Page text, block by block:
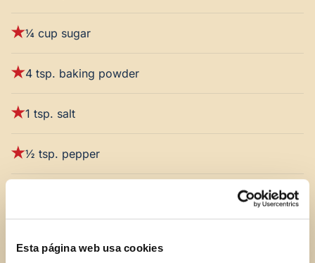
Esta página web usa cookies
¼ cup sugar
4 tsp. baking powder
1 tsp. salt
½ tsp. pepper